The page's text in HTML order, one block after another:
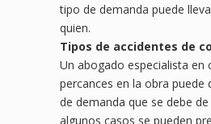
tipo de demanda puede
quien.
Tipos de accidentes de
Un abogado especialista en
percances en la obra puede
de demanda que se debe
algunos casos se pueden